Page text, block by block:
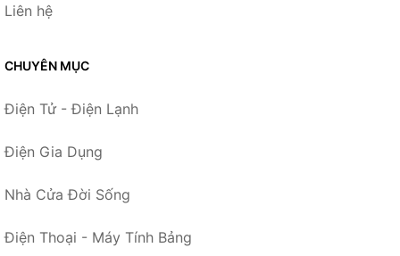
Liên hệ
CHUYÊN MỤC
Điện Tử - Điện Lạnh
Điện Gia Dụng
Nhà Cửa Đời Sống
Điện Thoại - Máy Tính Bảng